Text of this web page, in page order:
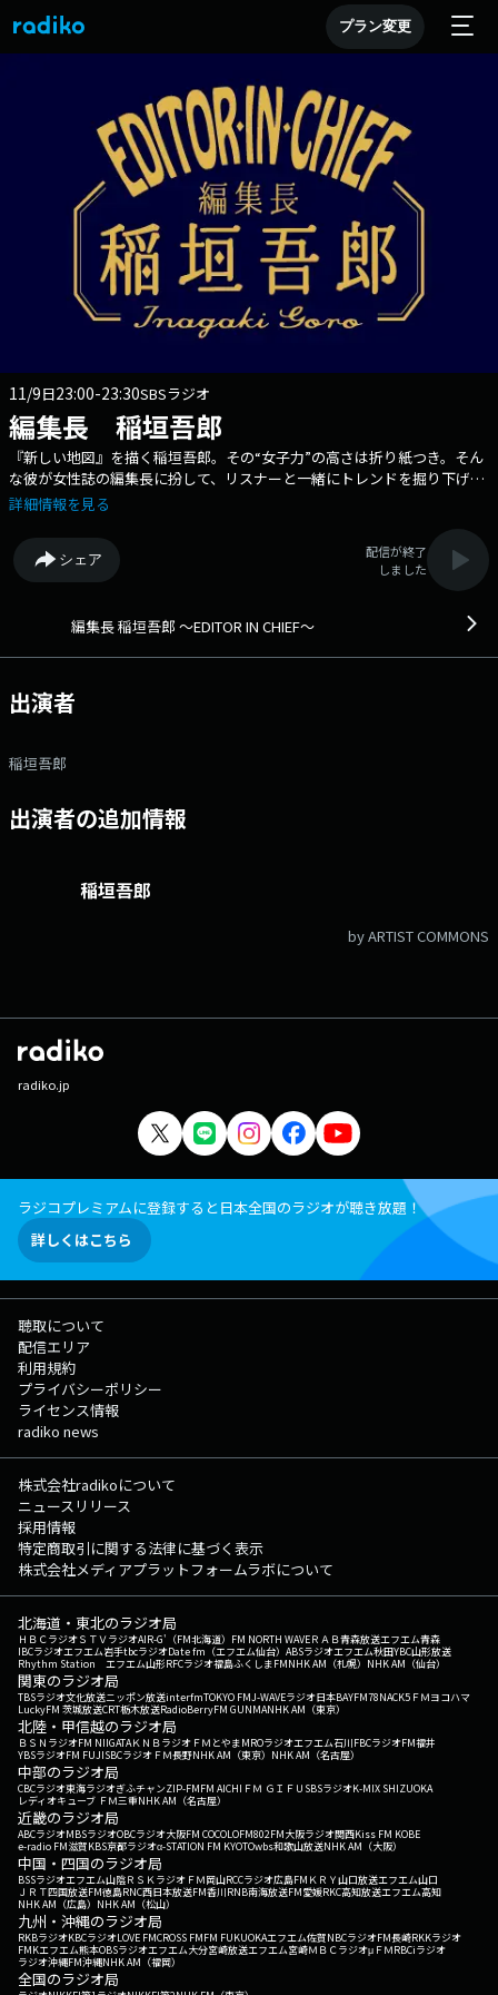
プラン変更
11/9日23:00-23:30SBSラジオ
編集長 稲垣吾郎
『新しい地図』を描く稲垣吾郎。その“女子力”の高さは折り紙つき。そん
な彼が女性誌の編集長に扮して、リスナーと一緒にトレンドを掘り下げる
30分！映画・読書・ワイン・ゴルフ・音楽と多様な趣味を持つほか、料理
集長となり、様々なトレンドを取り上げながら自身の近況を語ります。番
組のリスナー（読者）は、雑誌記者、カメラマン、エディターとして周囲
で話題になっていること、興味があることをレポート。その情報を基に、
詳細情報を見る
シェア
配信が終了
しました
編集長 稲垣吾郎 ～EDITOR IN CHIEF～
出演者
稲垣吾郎
出演者の追加情報
稲垣吾郎
by ARTIST COMMONS
radiko.jp
ラジコプレミアムに登録すると日本全国のラジオが聴き放題！
詳しくはこちら
聴取について
配信エリア
利用規約
プライバシーポリシー
ライセンス情報
radiko news
株式会社radikoについて
ニュースリリース
採用情報
特定商取引に関する法律に基づく表示
株式会社メディアプラットフォームラボについて
北海道・東北のラジオ局
ＨＢＣラジオＳＴＶラジオAIR-G'（FM北海道） FM NORTH WAVEＲＡＢ青森放送エフエム青森
IBCラジオエフエム岩手tbcラジオDate fm（エフエム仙台） ABSラジオエフエム秋田YBC山形放送
Rhythm Station エフエム山形RFCラジオ福島ふくしまFMNHK AM（札幌） NHK AM（仙台）
関東のラジオ局
TBSラジオ文化放送ニッポン放送interfmTOKYO FMJ-WAVEラジオ日本BAYFM78NACK5 ＦＭヨコハマ
LuckyFM 茨城放送CRT栃木放送RadioBerryFM GUNMANHK AM（東京）
北陸・甲信越のラジオ局
ＢＳＮラジオFM NIIGATAＫＮＢラジオ ＦＭとやまMROラジオエフエム石川FBCラジオFM福井
YBSラジオFM FUJISBCラジオ ＦＭ長野NHK AM（東京） NHK AM（名古屋）
中部のラジオ局
CBCラジオ東海ラジオぎふチャンZIP-FMFM AICHI ＦＭ ＧＩＦＵ SBSラジオK-MIX SHIZUOKA
レディオキューブ ＦＭ三重NHK AM（名古屋）
近畿のラジオ局
ABCラジオMBSラジオOBCラジオ大阪FM COCOLOFM802FM大阪ラジオ関西Kiss FM KOBE
e-radio FM滋賀KBS京都ラジオα-STATION FM KYOTOwbs和歌山放送NHK AM（大阪）
中国・四国のラジオ局
BSSラジオエフエム山陰ＲＳＫラジオ ＦＭ岡山RCCラジオ広島FM ＫＲＹ山口放送エフエム山口
ＪＲＴ四国放送FM徳島RNC西日本放送FM香川RNB南海放送FM愛媛RKC高知放送エフエム高知
NHK AM（広島） NHK AM（松山）
九州・沖縄のラジオ局
RKBラジオKBCラジオLOVE FMCROSS FMFM FUKUOKAエフエム佐賀NBCラジオFM長崎RKKラジオ
FMKエフエム熊本OBSラジオエフエム大分宮崎放送エフエム宮崎ＭＢＣラジオμＦＭRBCiラジオ
ラジオ沖縄FM沖縄NHK AM（福岡）
全国のラジオ局